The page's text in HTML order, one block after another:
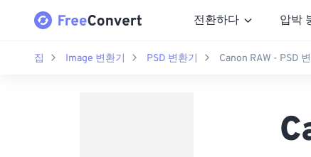
전환하다 압박
집 Image 변환기 PSD 변환기 Canon RAW - PSD 변